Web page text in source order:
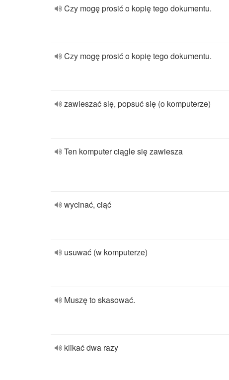
Czy mogę prosić o kopię tego dokumentu.
Czy mogę prosić o kopię tego dokumentu.
zawieszać się, popsuć się (o komputerze)
Ten komputer ciągle się zawiesza
wycinać, ciąć
usuwać (w komputerze)
Muszę to skasować.
klikać dwa razy